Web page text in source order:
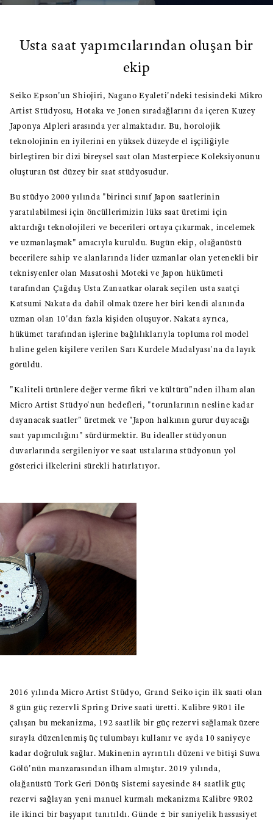
Usta saat yapımcılarından oluşan bir
ekip
Seiko Epson'un Shiojiri, Nagano Eyaleti'ndeki tesisindeki Mikro
Artist Stüdyosu, Hotaka ve Jonen sıradağlarını da içeren Kuzey
Japonya Alpleri arasında yer almaktadır. Bu, horolojik
teknolojinin en iyilerini en yüksek düzeyde el işçiliğiyle
birleştiren bir dizi bireysel saat olan Masterpiece Koleksiyonunu
oluşturan üst düzey bir saat stüdyosudur.
Bu stüdyo 2000 yılında "birinci sınıf Japon saatlerinin
yaratılabilmesi için öncüllerimizin lüks saat üretimi için
aktardığı teknolojileri ve becerileri ortaya çıkarmak, incelemek
ve uzmanlaşmak" amacıyla kuruldu. Bugün ekip, olağanüstü
becerilere sahip ve alanlarında lider uzmanlar olan yetenekli bir
teknisyenler olan Masatoshi Moteki ve Japon hükümeti
tarafından Çağdaş Usta Zanaatkar olarak seçilen usta saatçi
Katsumi Nakata da dahil olmak üzere her biri kendi alanında
uzman olan 10'dan fazla kişiden oluşuyor. Nakata ayrıca,
hükümet tarafından işlerine bağlılıklarıyla topluma rol model
haline gelen kişilere verilen Sarı Kurdele Madalyası'na da layık
görüldü.
"Kaliteli ürünlere değer verme fikri ve kültürü"nden ilham alan
Micro Artist Stüdyo'nun hedefleri, "torunlarının nesline kadar
dayanacak saatler" üretmek ve "Japon halkının gurur duyacağı
saat yapımcılığını" sürdürmektir. Bu idealler stüdyonun
duvarlarında sergileniyor ve saat ustalarına stüdyonun yol
gösterici ilkelerini sürekli hatırlatıyor.
2016 yılında Micro Artist Stüdyo, Grand Seiko için ilk saati olan
8 gün güç rezervli Spring Drive saati üretti. Kalibre 9R01 ile
çalışan bu mekanizma, 192 saatlik bir güç rezervi sağlamak üzere
sırayla düzenlenmiş üç tulumbayı kullanır ve ayda 10 saniyeye
kadar doğruluk sağlar. Makinenin ayrıntılı düzeni ve bitişi Suwa
Gölü'nün manzarasından ilham almıştır. 2019 yılında,
olağanüstü Tork Geri Dönüş Sistemi sayesinde 84 saatlik güç
rezervi sağlayan yeni manuel kurmalı mekanizma Kalibre 9R02
ile ikinci bir başyapıt tanıtıldı. Günde ± bir saniyelik hassasiyet